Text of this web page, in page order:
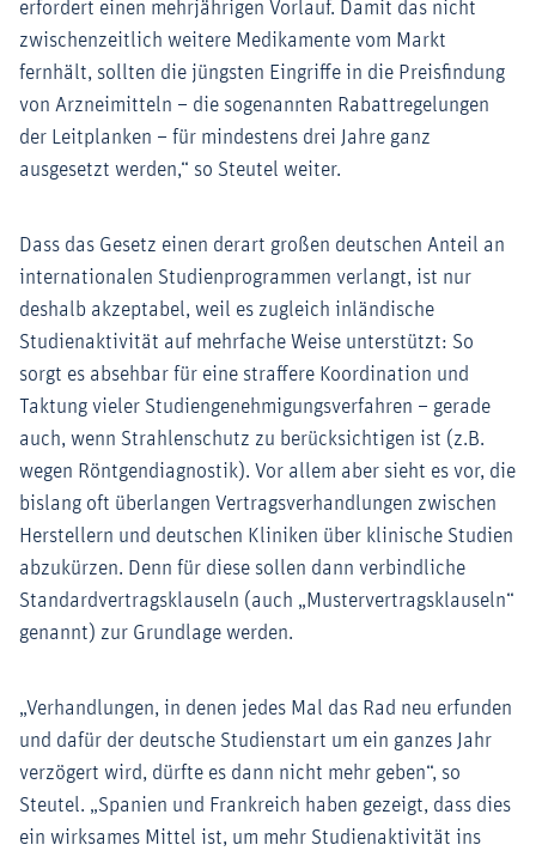
erfordert einen mehrjährigen Vorlauf. Damit das nicht
zwischenzeitlich weitere Medikamente vom Markt
fernhält, sollten die jüngsten Eingriffe in die Preisfindung
von Arzneimitteln – die sogenannten Rabattregelungen
der Leitplanken – für mindestens drei Jahre ganz
ausgesetzt werden,“ so Steutel weiter.
Dass das Gesetz einen derart großen deutschen Anteil an
internationalen Studienprogrammen verlangt, ist nur
deshalb akzeptabel, weil es zugleich inländische
Studienaktivität auf mehrfache Weise unterstützt: So
sorgt es absehbar für eine straffere Koordination und
Taktung vieler Studiengenehmigungsverfahren – gerade
auch, wenn Strahlenschutz zu berücksichtigen ist (z.B.
wegen Röntgendiagnostik). Vor allem aber sieht es vor, die
bislang oft überlangen Vertragsverhandlungen zwischen
Herstellern und deutschen Kliniken über klinische Studien
abzukürzen. Denn für diese sollen dann verbindliche
Standardvertragsklauseln (auch „Mustervertragsklauseln“
genannt) zur Grundlage werden.
„Verhandlungen, in denen jedes Mal das Rad neu erfunden
und dafür der deutsche Studienstart um ein ganzes Jahr
verzögert wird, dürfte es dann nicht mehr geben“, so
Steutel. „Spanien und Frankreich haben gezeigt, dass dies
ein wirksames Mittel ist, um mehr Studienaktivität ins